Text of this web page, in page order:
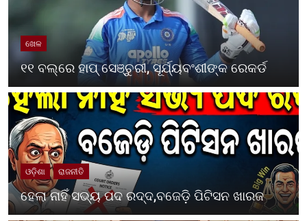
ଖେଳ
୧୧ ବଲ୍‌ରେ ହାପ୍ ସେଞ୍ଚୁରୀ, ସୂର୍ଯ୍ୟବଂଶୀଙ୍କ ରେକର୍ଡ
ଓଡ଼ିଶା ରାଜନୀତି
ହେଲା ନାହିଁ ସଭ୍ୟ ପଦ ରଦ୍ଦ,ବଜେଡ଼ି ପିଟିସନ ଖାରଜ